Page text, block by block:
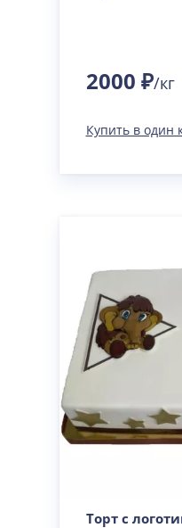
2000 ₽/кг
Купить в один
Торт с